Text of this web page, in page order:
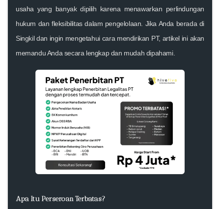
usaha yang banyak dipilih karena menawarkan perlindungan
hukum dan fleksibilitas dalam pengelolaan. Jika Anda berada di
Singkil dan ingin mengetahui cara mendirikan PT, artikel ini akan
memandu Anda secara lengkap dan mudah dipahami.
Apa Itu Perseroan Terbatas?